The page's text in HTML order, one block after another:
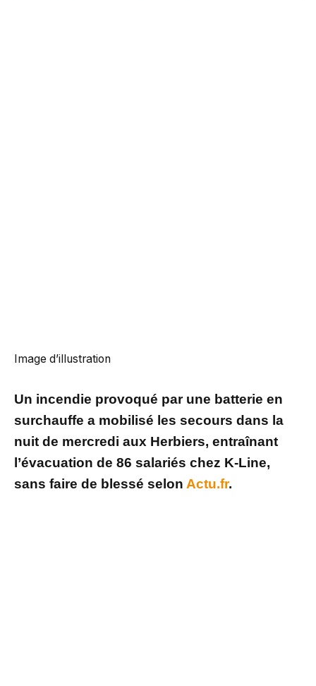
Image d’illustration
Un incendie provoqué par une batterie en
surchauffe a mobilisé les secours dans la
nuit de mercredi aux Herbiers, entraînant
l’évacuation de 86 salariés chez K-Line,
sans faire de blessé selon Actu.fr.